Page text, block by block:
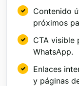
Contenido
próximos
CTA visible
WhatsApp.
Enlaces
y páginas